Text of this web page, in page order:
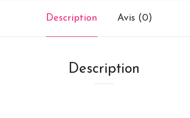
Description Avis (0)
Description